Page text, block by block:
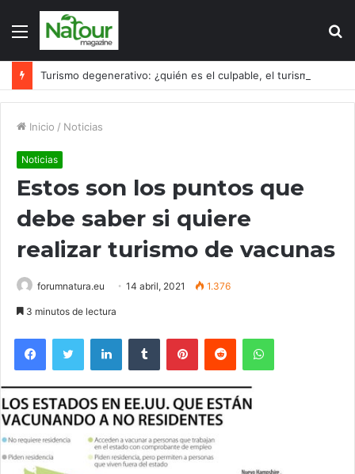
Menú
Inicio / Noticias
Noticias
Estos son los puntos que
debe saber si quiere
realizar turismo de vacunas
forumnatura.eu 14 abril, 2021 1.376
3 minutos de lectura
FacebookTwitter LinkedInTumblr PinterestReddit WhatsApp